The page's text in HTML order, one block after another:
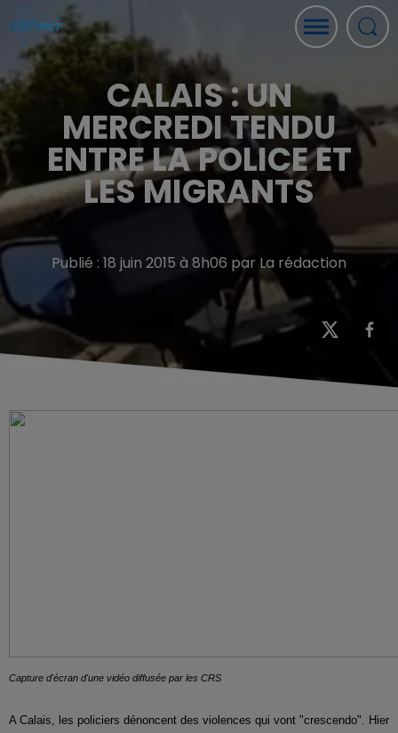
CALAIS : UN
MERCREDI TENDU
ENTRE LA POLICE ET
LES MIGRANTS
Publié : 18 juin 2015 à 8h06 par La rédaction
Capture d'écran d'une vidéo diffusée par les CRS
A Calais, les policiers dénoncent des violences qui vont "crescendo". Hier